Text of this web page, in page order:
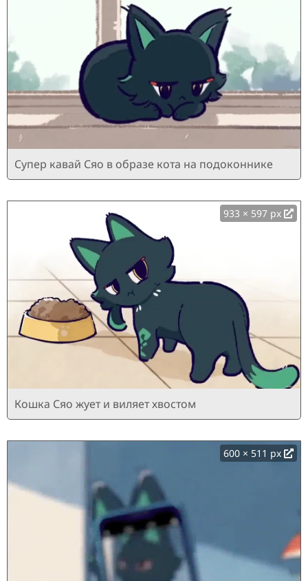
Супер кавай Сяо в образе кота на подоконнике
933 × 597 px
Кошка Сяо жует и виляет хвостом
600 × 511 px